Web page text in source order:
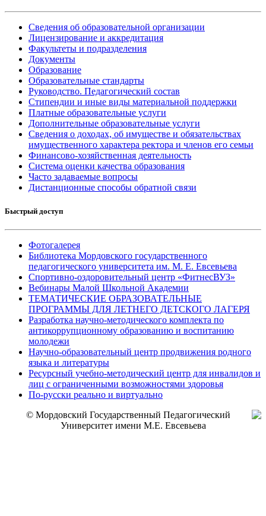
Сведения об образовательной организации
Лицензирование и аккредитация
Факультеты и подразделения
Документы
Образование
Образовательные стандарты
Руководство. Педагогический состав
Стипендии и иные виды материальной поддержки
Платные образовательные услуги
Дополнительные образовательные услуги
Сведения о доходах, об имуществе и обязательствах
имущественного характера ректора и членов его семьи
Финансово-хозяйственная деятельность
Система оценки качества образования
Часто задаваемые вопросы
Дистанционные способы обратной связи
Быстрый доступ
Фотогалерея
Библиотека Мордовского государственного
педагогического университета им. М. Е. Евсевьева
Спортивно-оздоровительный центр «ФитнесВУЗ»
Вебинары Малой Школьной Академии
ТЕМАТИЧЕСКИЕ ОБРАЗОВАТЕЛЬНЫЕ
ПРОГРАММЫ ДЛЯ ЛЕТНЕГО ДЕТСКОГО ЛАГЕРЯ
Разработка научно-методического комплекта по
антикоррупционному образованию и воспитанию
молодежи
Научно-образовательный центр продвижения родного
языка и литературы
Ресурсный учебно-методический центр для инвалидов и
лиц с ограниченными возможностями здоровья
По-русски реально и виртуально
© Мордовский Государственный Педагогический
Университет имени М.Е. Евсевьева